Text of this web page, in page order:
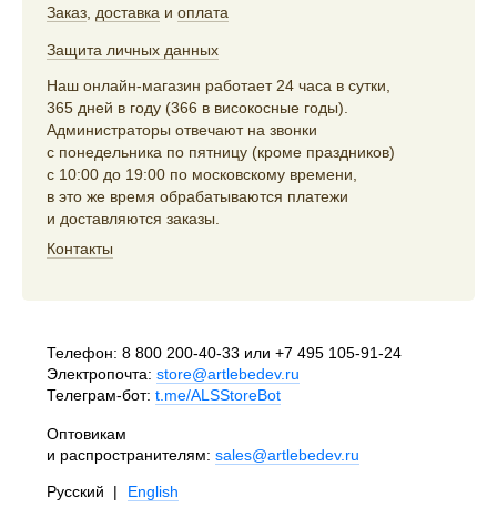
Заказ доставка и оплата
Защита личных данных
Наш онлайн-магазин работает 24 часа в сутки,
365 дней в году (366 в високосные годы).
Администраторы отвечают на звонки
с понедельника по пятницу (кроме праздников)
с 10:00 до 19:00 по московскому времени,
в это же время обрабатываются платежи
и доставляются заказы.
Контакты
Телефон: 8 800 200-40-33 или +7 495 105-91-24
Электропочта: store@artlebedev.ru
Телеграм-бот: t.me/ALSStoreBot
Оптовикам
и распространителям: sales@artlebedev.ru
Русский | English